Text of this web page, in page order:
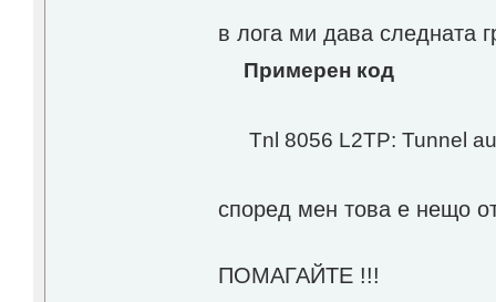
в лога ми дава следната
Примерен код
Tnl 8056 L2TP: Tunnel
според мен това е нещо
ПОМАГАЙТЕ !!!